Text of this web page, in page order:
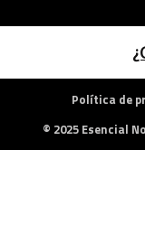
Política de
© 2025 Esencial